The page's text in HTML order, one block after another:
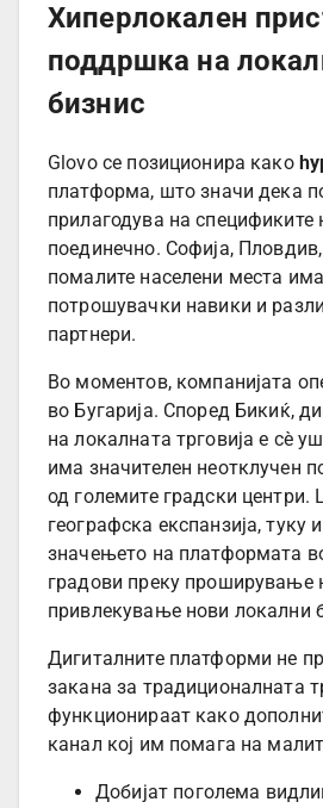
Хиперлокален
поддршка на
бизнис
Glovo се позиционира како
платформа, што значи дека
прилагодува на спецификите
поединечно. Софија,
помалите населени места
потрошувачки навики и
партнери.
Во моментов, компанијата
во Бугарија. Според Бикиќ,
на локалната трговија е сè
има значителен неотклучен
од големите градски центри.
географска експанзија, туку
значењето на платформата
градови преку проширување
привлекување нови локални
Дигиталните платформи не
закана за традиционалната
функционираат како
канал кој им помага на
Добијат поголема